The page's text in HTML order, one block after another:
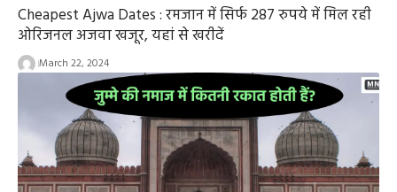
Cheapest Ajwa Dates : रमजान में सिर्फ 287 रुपये में मिल रही
ओरिजनल अजवा खजूर, यहां से खरीदें
March 22, 2024